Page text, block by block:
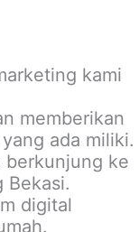
kami
memberikan
ada miliki.
berkunjung ke
Bekasi.
digital